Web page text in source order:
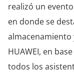
realizó un
en donde se
almacenamiento
HUAWEI, en
todos los